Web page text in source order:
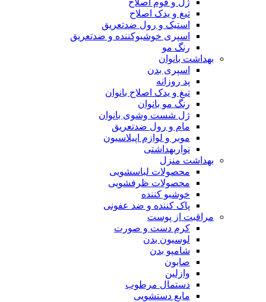
ژل و فوم اصلاح
تیغ و یدک اصلاح
استیک و رول ضدتعریق
اسپری خوشبوکننده و ضدتعریق
رنگ مو
بهداشت بانوان
اسپری بدن
پد روزانه
تیغ و یدک اصلاح بانوان
رنگ مو بانوان
ژل شست وشوی بانوان
مام و رول ضدتعریق
موبر و لوازم اپیلاسیون
نواربهداشتی
بهداشت منزل
محصولات لباسشویی
محصولات ظرفشویی
خوشبو کننده
پاک کننده و ضد عفونی
مراقبت از پوست
کرم دست و صورت
لوسیون بدن
شامپو بدن
صابون
وازلین
دستمال مرطوب
مایع دستشویی